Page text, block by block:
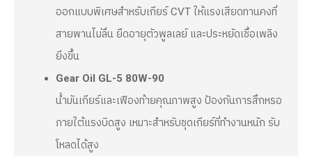
ออกแบบพิเศษสำหรับเกียร์ CVT ให้แรงเสียดทานคงที่
สายพานไม่ลื่น ยืดอายุตัวพูลเลย์ และประหยัดเชื้อเพลิง
ยิ่งขึ้น
Gear Oil GL-5 80W-90
น้ำมันเกียร์และเฟืองท้ายคุณภาพสูง ป้องกันการสึกหรอ
ภายใต้แรงบิดสูง เหมาะสำหรับชุดเกียร์ที่ทำงานหนัก รับ
โหลดได้สูง